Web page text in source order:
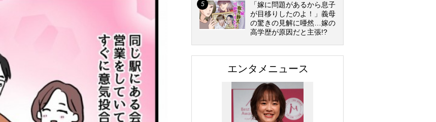
「嫁に問題があるから息子
が目移りしたのよ！」義母
の驚きの見解に唖然…嫁の
高学歴が原因だと主張!?
エンタメニュース